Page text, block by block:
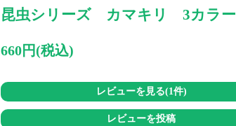
昆虫シリーズ カマキリ 3カラー
660円(税込)
レビューを見る(1件)
レビューを投稿